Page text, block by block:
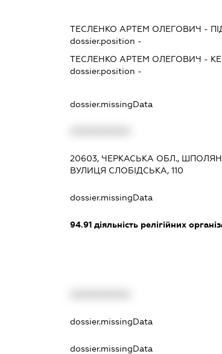
ТЕСЛЕНКО АРТЕМ ОЛЕГОВИЧ -
dossier.position -
ТЕСЛЕНКО АРТЕМ ОЛЕГОВИЧ -
dossier.position -
dossier.missingData
20603, ЧЕРКАСЬКА ОБЛ.,
ВУЛИЦЯ СЛОБІДСЬКА, 110
dossier.missingData
94.91 діяльність релігійних
dossier.missingData
dossier.missingData